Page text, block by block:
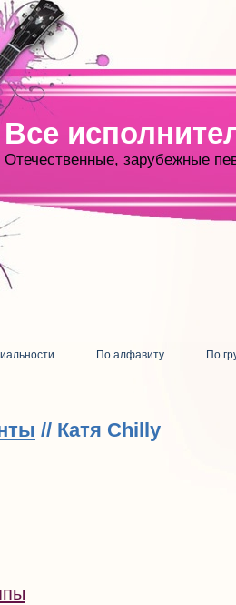
Все
Отечественные, зарубежные
По алфавиту
По
// Катя Chilly